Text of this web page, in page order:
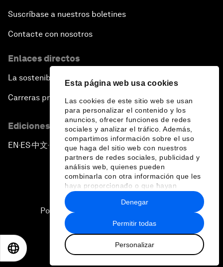
Esta página web usa cookies
Las cookies de este sitio web se usan
para personalizar el contenido y los
anuncios, ofrecer funciones de redes
sociales y analizar el tráfico. Además,
compartimos información sobre el uso
que haga del sitio web con nuestros
partners de redes sociales, publicidad y
análisis web, quienes pueden
combinarla con otra información que les
haya proporcionado o que hayan
recopilado a partir del uso que haya
hecho de sus servicios.
Permitir todas
Personalizar
Denegar
Suscríbase a nuestros boletines
Contacte con nosotros
Enlaces directos
La sostenibilidad en el Foro
Carreras profesionales
Ediciones en otros idiomas
EN ▪ES▪中文▪ 日本語
Política de privacidad y normas de uso
Sitemap
2026 Foro Económico Mundial